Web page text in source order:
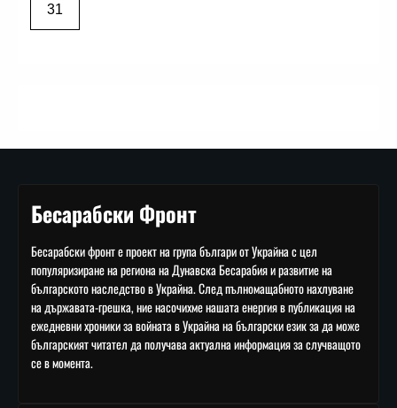
31
Бесарабски Фронт
Бесарабски фронт е проект на група българи от Украйна с цел
популяризиране на региона на Дунавска Бесарабия и развитие на
българското наследство в Украйна. След пълномащабното нахлуване
на държавата-грешка, ние насочихме нашата енергия в публикация на
ежедневни хроники за войната в Украйна на български език за да може
българският читател да получава актуална информация за случващото
се в момента.